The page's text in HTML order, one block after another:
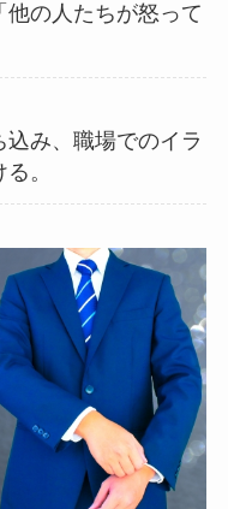
の人たちが怒って
み、職場でのイラ
。